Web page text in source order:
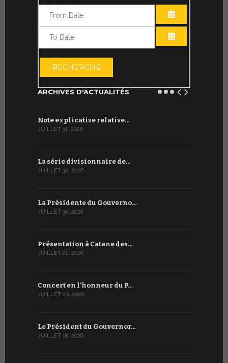
OUVRIR LE
RECHERCHE
ARCHIVES D'ACTUALITÉS
Note explicative relative…
JUILLET 31, 2026
La série divisionnaire de…
JUILLET 30, 2026
La Présidente du Gouverno…
JUILLET 30, 2026
Présentation à Catane des…
JUILLET 21, 2026
Concert en l’honneur du P…
JUILLET 20, 2026
Le Président du Gouvernor…
JUILLET 18, 2026